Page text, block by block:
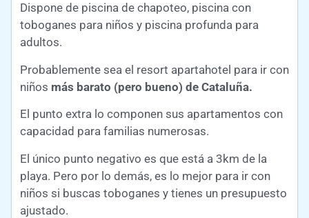
Dispone de piscina de chapoteo, piscina con
toboganes para niños y piscina profunda para
adultos.
Probablemente sea el resort apartahotel para ir con
niños más barato (pero bueno) de Cataluña.
El punto extra lo componen sus apartamentos con
capacidad para familias numerosas.
El único punto negativo es que está a 3km de la
playa. Pero por lo demás, es lo mejor para ir con
niños si buscas toboganes y tienes un presupuesto
ajustado.